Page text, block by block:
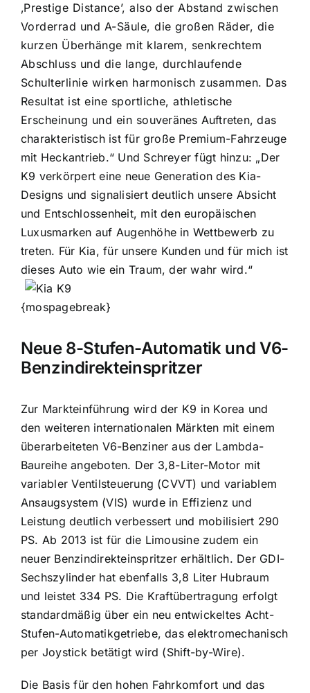
‚Prestige Distance’, also der Abstand zwischen
Vorderrad und A-Säule, die großen Räder, die
kurzen Überhänge mit klarem, senkrechtem
Abschluss und die lange, durchlaufende
Schulterlinie wirken harmonisch zusammen. Das
Resultat ist eine sportliche, athletische
Erscheinung und ein souveränes Auftreten, das
charakteristisch ist für große Premium-Fahrzeuge
mit Heckantrieb.“ Und Schreyer fügt hinzu: „Der
K9 verkörpert eine neue Generation des Kia-
Designs und signalisiert deutlich unsere Absicht
und Entschlossenheit, mit den europäischen
Luxusmarken auf Augenhöhe in Wettbewerb zu
treten. Für Kia, für unsere Kunden und für mich ist
dieses Auto wie ein Traum, der wahr wird.“
{mospagebreak}
Neue 8-Stufen-Automatik und V6-
Benzindirekteinspritzer
Zur Markteinführung wird der K9 in Korea und
den weiteren internationalen Märkten mit einem
überarbeiteten V6-Benziner aus der Lambda-
Baureihe angeboten. Der 3,8-Liter-Motor mit
variabler Ventilsteuerung (CVVT) und variablem
Ansaugsystem (VIS) wurde in Effizienz und
Leistung deutlich verbessert und mobilisiert 290
PS. Ab 2013 ist für die Limousine zudem ein
neuer Benzindirekteinspritzer erhältlich. Der GDI-
Sechszylinder hat ebenfalls 3,8 Liter Hubraum
und leistet 334 PS. Die Kraftübertragung erfolgt
standardmäßig über ein neu entwickeltes Acht-
Stufen-Automatikgetriebe, das elektromechanisch
per Joystick betätigt wird (Shift-by-Wire).
Die Basis für den hohen Fahrkomfort und das